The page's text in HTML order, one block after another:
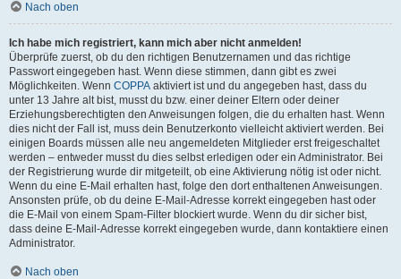
Nach oben
Ich habe mich registriert, kann mich aber nicht anmelden!
Überprüfe zuerst, ob du den richtigen Benutzernamen und das richtige
Passwort eingegeben hast. Wenn diese stimmen, dann gibt es zwei
Möglichkeiten. Wenn COPPA aktiviert ist und du angegeben hast, dass du
unter 13 Jahre alt bist, musst du bzw. einer deiner Eltern oder deiner
Erziehungsberechtigten den Anweisungen folgen, die du erhalten hast. Wenn
dies nicht der Fall ist, muss dein Benutzerkonto vielleicht aktiviert werden. Bei
einigen Boards müssen alle neu angemeldeten Mitglieder erst freigeschaltet
werden – entweder musst du dies selbst erledigen oder ein Administrator. Bei
der Registrierung wurde dir mitgeteilt, ob eine Aktivierung nötig ist oder nicht.
Wenn du eine E-Mail erhalten hast, folge den dort enthaltenen Anweisungen.
Ansonsten prüfe, ob du deine E-Mail-Adresse korrekt eingegeben hast oder
die E-Mail von einem Spam-Filter blockiert wurde. Wenn du dir sicher bist,
dass deine E-Mail-Adresse korrekt eingegeben wurde, dann kontaktiere einen
Administrator.
Nach oben